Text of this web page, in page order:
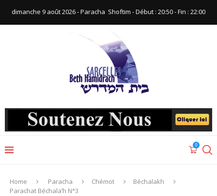
dimanche 9 août 2026 - Paracha ‪ Shoftim‬ - Début : 20:50‬ - Fin : ‪22:00‬
0
Home Paracha Chémot
Béchalakh
Parachat Béchala’h N°3